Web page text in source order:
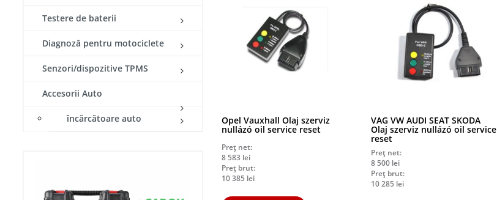
Testere de baterii
Diagnoză pentru motociclete​
Senzori/dispozitive TPMS
Accesorii Auto
încărcătoare auto Opel Vauxhall Olaj szerviz
nullázó oil service reset
Preț net:
8 583 lei
Preț brut:
10 385 lei
VAG VW AUDI SEAT SKODA
Olaj szerviz nullázó oil service
reset
Preț net:
8 500 lei
Preț brut:
10 285 lei